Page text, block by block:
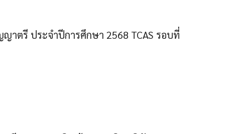
าตรี ประจำปีการศึกษา 2568 TCAS รอบที่